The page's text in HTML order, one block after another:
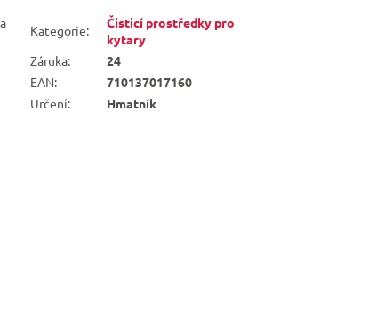
Kategorie:
Čisticí prostředky pro
kytary
Záruka:
24
EAN:
710137017160
Určení: Hmatník